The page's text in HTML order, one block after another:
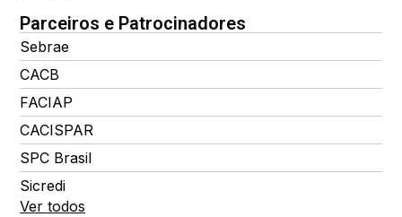
Parceiros e Patrocinadores
Sebrae
CACB
FACIAP
CACISPAR
SPC Brasil
Sicredi
Ver todos